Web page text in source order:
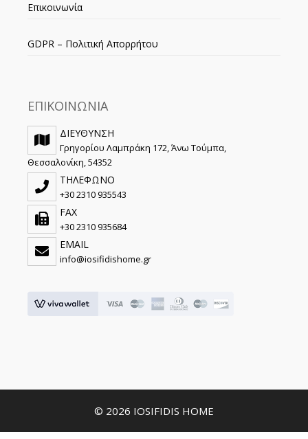
Επικοινωνία
GDPR – Πολιτική Απορρήτου
ΕΠΙΚΟΙΝΩΝΙΑ
ΔΙΕΥΘΥΝΣΗ
Γρηγορίου Λαμπράκη 172, Άνω Τούμπα,
Θεσσαλονίκη, 54352
ΤΗΛΕΦΩΝΟ
+30 2310 935543
FAX
+30 2310 935684
EMAIL
info@iosifidishome.gr
© 2026 IOSIFIDIS HOME